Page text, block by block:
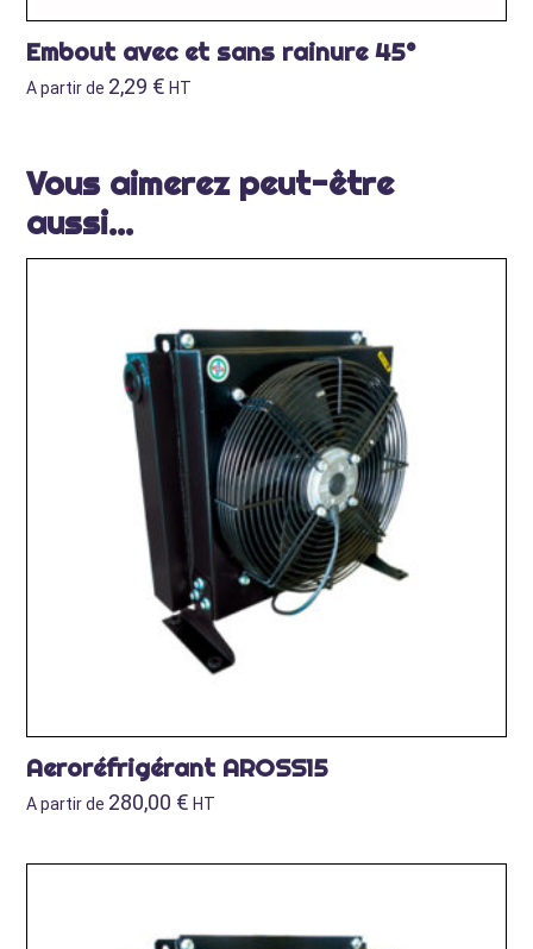
Embout avec et sans rainure 45°
A partir de 2,29 € HT
Vous aimerez peut-être
aussi…
Aeroréfrigérant AROSS15
A partir de 280,00 € HT